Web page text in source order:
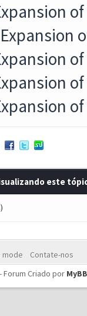
Expansion
este
mode
Contate-nos
Forum Criado por MyBB